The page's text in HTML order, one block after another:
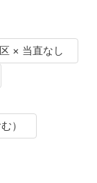
× 当直なし
）